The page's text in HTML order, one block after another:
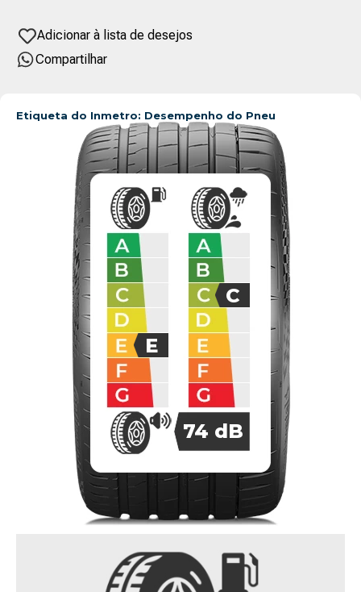
Compartilhar
Etiqueta do Inmetro: Desempenho do Pneu
E
C
74 dB